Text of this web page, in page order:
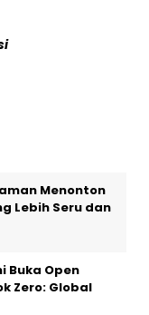
Menonton
Lebih Seru dan
Buka Open
Zero: Global